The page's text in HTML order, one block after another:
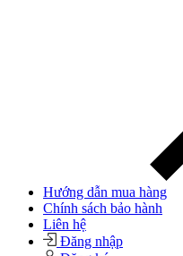
Hướng dẫn mua hàng
Chính sách bảo hành
Liên hệ
Đăng nhập